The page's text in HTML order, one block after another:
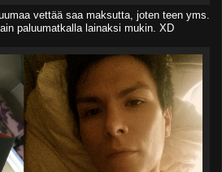
vettää saa maksutta, joten teen yms.
paluumatkalla lainaksi mukin. XD